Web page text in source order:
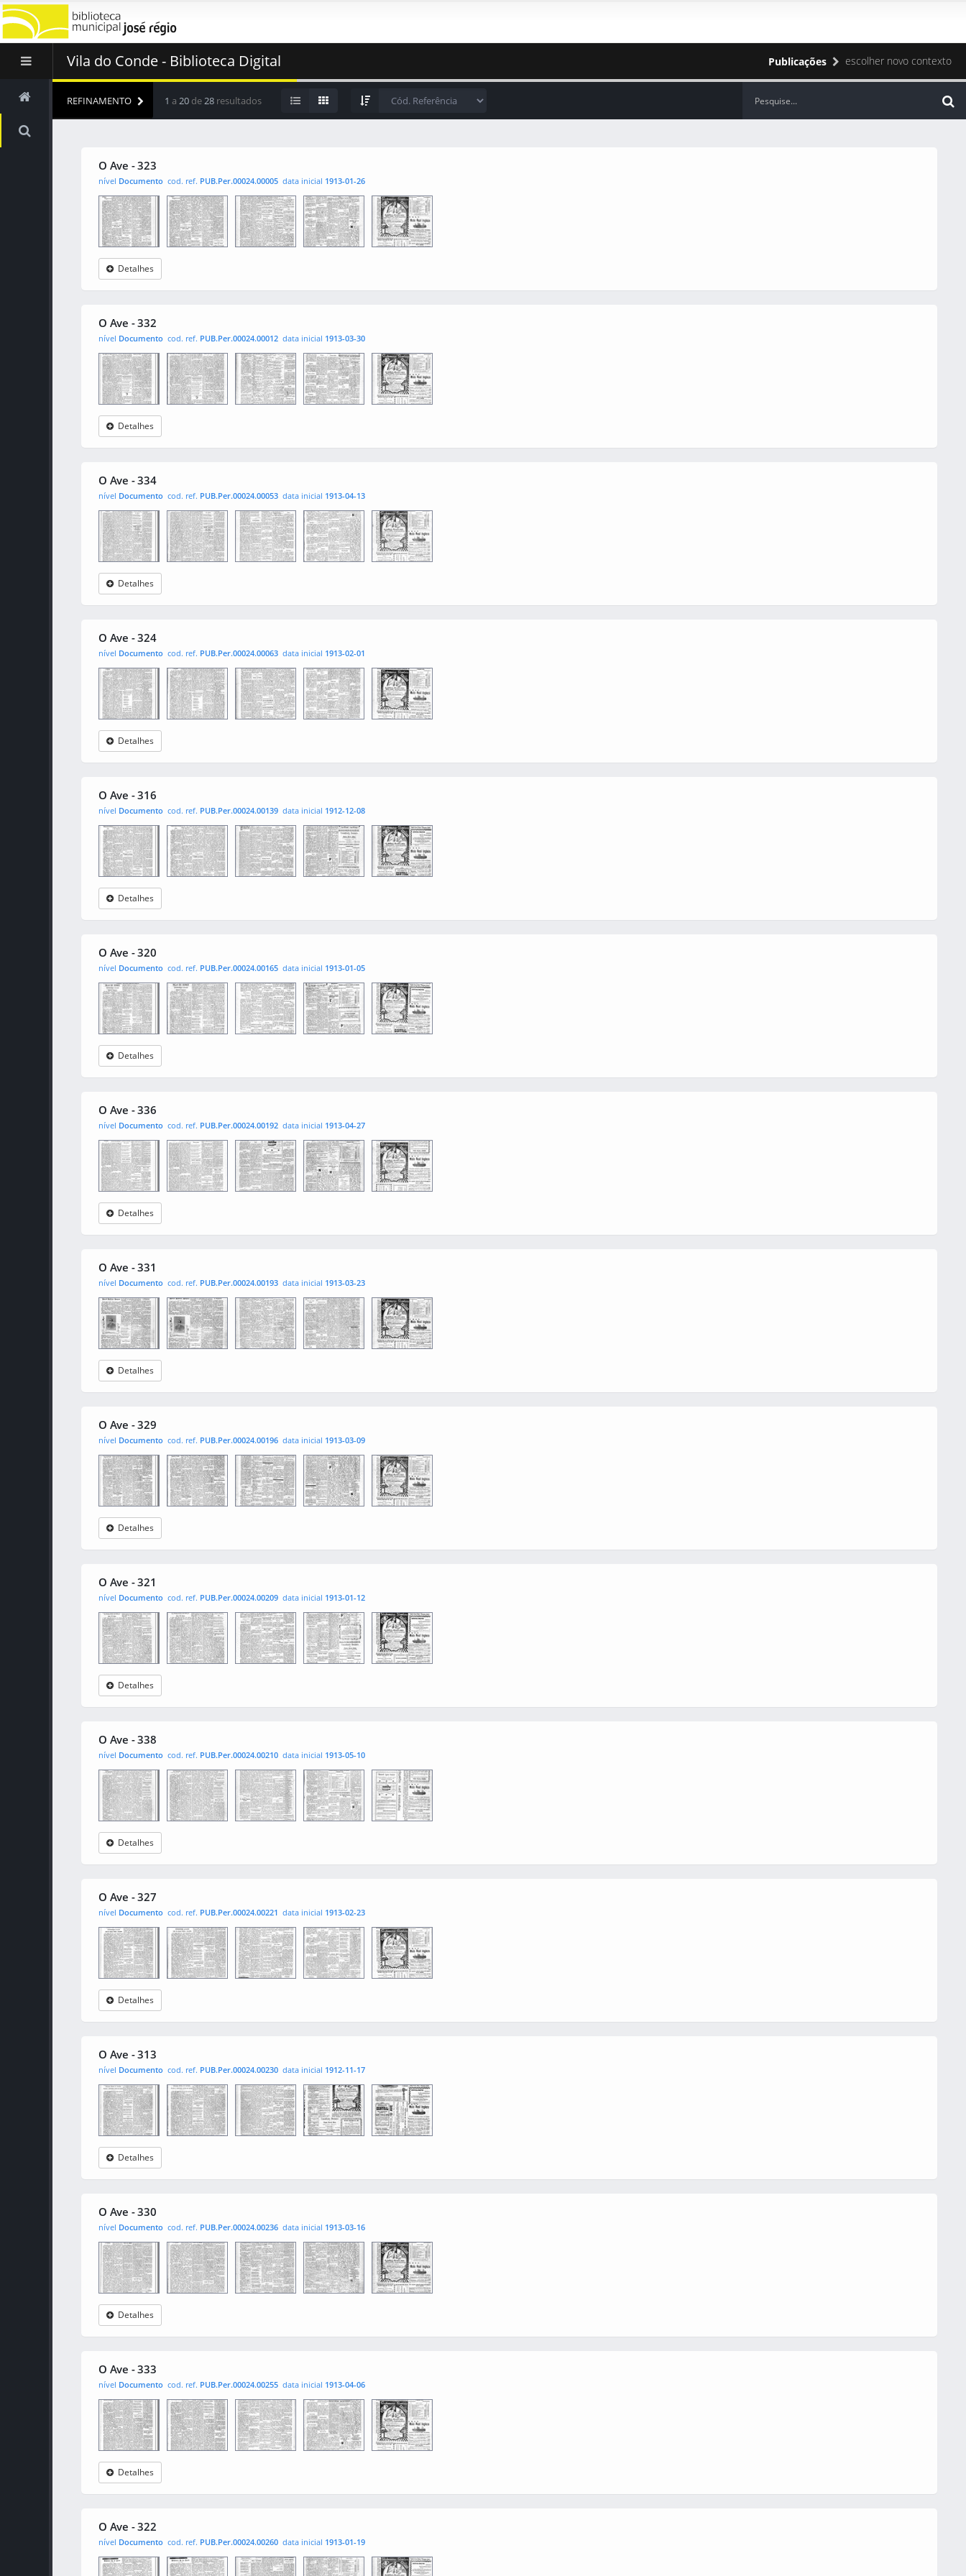
Vila do Conde - Biblioteca Digital Publicações escolher novo contexto
REFINAMENTO 1 a 20 de28 resultados
O Ave - 323
nível Documento cod. ref. PUB.Per.00024.00005 data inicial 1913-01-26
O Ave
Detalhes
O Ave - 332
nível Documento cod. ref. PUB.Per.00024.00012 data inicial 1913-03-30
O Ave
Detalhes
O Ave - 334
nível Documento cod. ref. PUB.Per.00024.00053 data inicial 1913-04-13
O Ave
Detalhes
O Ave - 324
nível Documento cod. ref. PUB.Per.00024.00063 data inicial 1913-02-01
O Ave
Detalhes
O Ave - 316
nível Documento cod. ref. PUB.Per.00024.00139 data inicial 1912-12-08
O Ave
Detalhes
O Ave - 320
nível Documento cod. ref. PUB.Per.00024.00165 data inicial 1913-01-05
O Ave
Detalhes
O Ave - 336
nível Documento cod. ref. PUB.Per.00024.00192 data inicial 1913-04-27
O Ave
Detalhes
O Ave - 331
nível Documento cod. ref. PUB.Per.00024.00193 data inicial 1913-03-23
O Ave
Detalhes
O Ave - 329
nível Documento cod. ref. PUB.Per.00024.00196 data inicial 1913-03-09
O Ave
Detalhes
O Ave - 321
nível Documento cod. ref. PUB.Per.00024.00209 data inicial 1913-01-12
O Ave
Detalhes
O Ave - 338
nível Documento cod. ref. PUB.Per.00024.00210 data inicial 1913-05-10
O Ave
Detalhes
O Ave - 327
nível Documento cod. ref. PUB.Per.00024.00221 data inicial 1913-02-23
O Ave
Detalhes
O Ave - 313
nível Documento cod. ref. PUB.Per.00024.00230 data inicial 1912-11-17
O Ave
Detalhes
O Ave - 330
nível Documento cod. ref. PUB.Per.00024.00236 data inicial 1913-03-16
O Ave
Detalhes
O Ave - 333
nível Documento cod. ref. PUB.Per.00024.00255 data inicial 1913-04-06
O Ave
Detalhes
O Ave - 322
nível Documento cod. ref. PUB.Per.00024.00260 data inicial 1913-01-19